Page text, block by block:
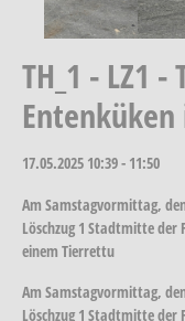
TH_1 - LZ1
17.05.2025 10:39 - 11:50
Am Samstagvormittag,
Löschzug 1 Stadtmitte der
einem Tierrettu
Am Samstagvormittag,
Löschzug 1 Stadtmitte der